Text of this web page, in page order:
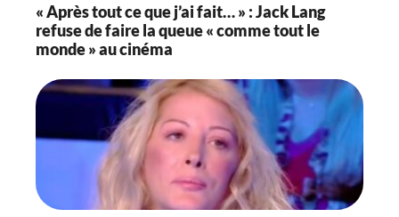
« Après tout ce que j’ai fait… » : Jack Lang
refuse de faire la queue « comme tout le
monde » au cinéma